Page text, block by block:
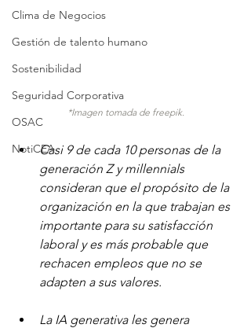
Clima de Negocios
Gestión de talento humano
Sostenibilidad
Seguridad Corporativa
OSAC
NotiCEA
*Imagen tomada de freepik.
Casi 9 de cada 10 personas de la
generación Z y millennials
consideran que el propósito de la
organización en la que trabajan es
importante para su satisfacción
laboral y es más probable que
rechacen empleos que no se
adapten a sus valores.
La IA generativa les genera